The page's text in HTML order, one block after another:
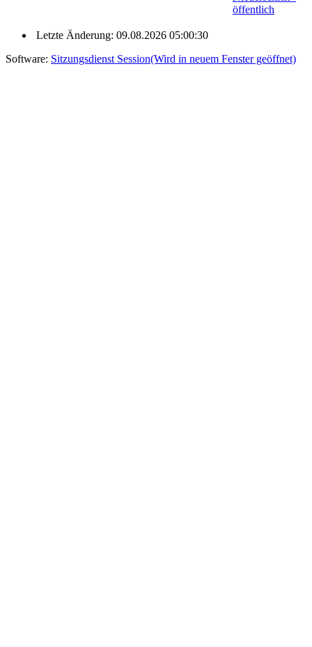
öffentlich
Letzte Änderung: 09.08.2026 05:00:30
Software: Sitzungsdienst Session(Wird in neuem Fenster geöffnet)